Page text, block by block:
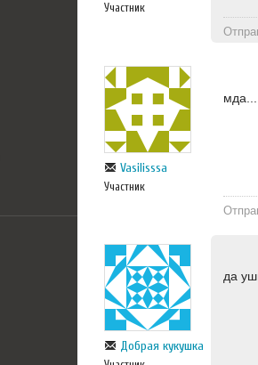
Участник
Vasilisssa
Участник
Добрая кукушка
да